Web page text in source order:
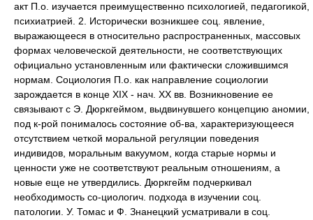
акт П.о. изучается преимущественно психологией, педагогикой,
психиатрией. 2. Исторически возникшее соц. явление,
выражающееся в относительно распространенных, массовых
формах человеческой деятельности, не соответствующих
официально установленным или фактически сложившимся
нормам. Социология П.о. как направление социологии
зарождается в конце XIX - нач. XX вв. Возникновение ее
связывают с Э. Дюркгеймом, выдвинувшего концепцию аномии,
под к-рой понималось состояние об-ва, характеризующееся
отсутствием четкой моральной регуляции поведения
индивидов, моральным вакуумом, когда старые нормы и
ценности уже не соответствуют реальным отношениям, а
новые еще не утвердились. Дюркгейм подчеркивал
необходимость со-циологич. подхода в изучении соц.
патологии. У. Томас и Ф. Знанецкий усматривали в соц.